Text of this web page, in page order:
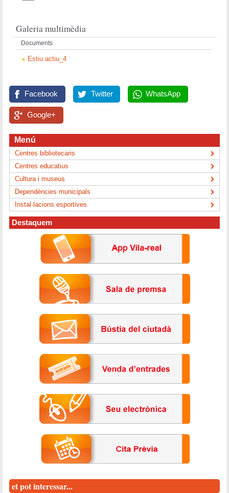
Galeria multimèdia
Documents
Estiu actiu_4
Facebook Twitter WhatsApp
Google+
Menú
Centres bibliotecaris
Centres educatius
Cultura i museus
Dependències municipals
Instal·lacions esportives
Destaquem
et pot interessar...